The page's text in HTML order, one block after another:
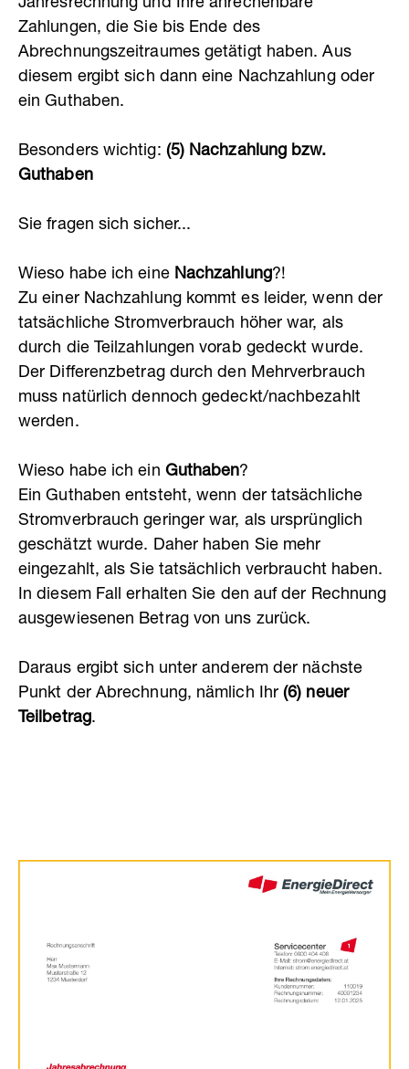
Jahresrechnung und Ihre anrechenbare
Zahlungen, die Sie bis Ende des
Abrechnungszeitraumes getätigt haben. Aus
diesem ergibt sich dann eine Nachzahlung oder
ein Guthaben.
Besonders wichtig: (5) Nachzahlung bzw.
Guthaben
Sie fragen sich sicher...
Wieso habe ich eine Nachzahlung?!
Zu einer Nachzahlung kommt es leider, wenn der
tatsächliche Stromverbrauch höher war, als
durch die Teilzahlungen vorab gedeckt wurde.
Der Differenzbetrag durch den Mehrverbrauch
muss natürlich dennoch gedeckt/nachbezahlt
werden.
Wieso habe ich ein Guthaben?
Ein Guthaben entsteht, wenn der tatsächliche
Stromverbrauch geringer war, als ursprünglich
geschätzt wurde. Daher haben Sie mehr
eingezahlt, als Sie tatsächlich verbraucht haben.
In diesem Fall erhalten Sie den auf der Rechnung
ausgewiesenen Betrag von uns zurück.
Daraus ergibt sich unter anderem der nächste
Punkt der Abrechnung, nämlich Ihr(6) neuer
Teilbetrag.